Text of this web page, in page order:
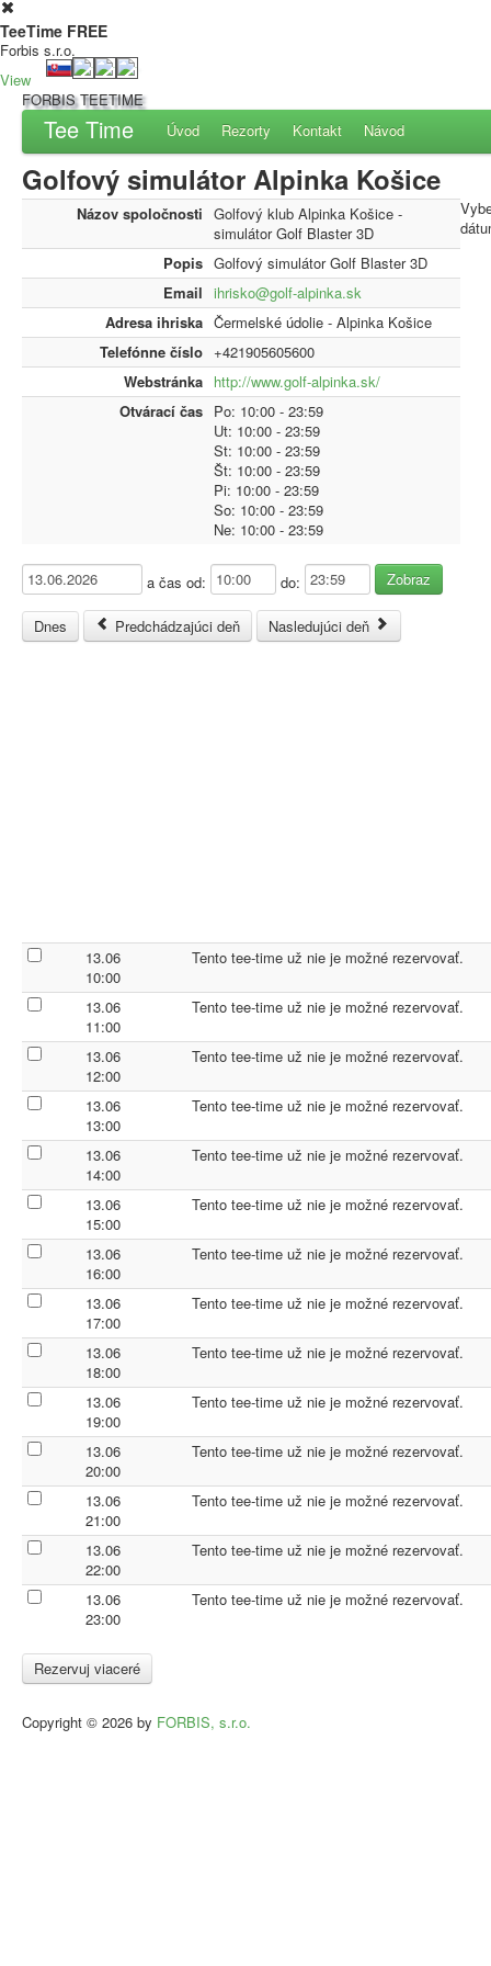
TeeTime FREE
Forbis s.r.o.
View
FORBIS TEETIME
Tee Time Úvod Rezorty Kontakt Návod
Golfový simulátor Alpinka Košice
Názov spoločnosti Golfový klub Alpinka Košice -
simulátor Golf Blaster 3D
Popis Golfový simulátor Golf Blaster 3D
Email ihrisko@golf-alpinka.sk
Adresa ihriska Čermelské údolie - Alpinka Košice
Telefónne číslo +421905605600
Webstránka http://www.golf-alpinka.sk/
Otvárací čas Po: 10:00 - 23:59
Ut: 10:00 - 23:59
St: 10:00 - 23:59
Št: 10:00 - 23:59
Pi: 10:00 - 23:59
So: 10:00 - 23:59
Ne: 10:00 - 23:59
a čas od: do:
Dnes Predchádzajúci deň Nasledujúci deň
13.06
10:00
Tento tee-time už nie je možné rezervovať.
13.06
11:00
Tento tee-time už nie je možné rezervovať.
13.06
12:00
Tento tee-time už nie je možné rezervovať.
13.06
13:00
Tento tee-time už nie je možné rezervovať.
13.06
14:00
Tento tee-time už nie je možné rezervovať.
13.06
15:00
Tento tee-time už nie je možné rezervovať.
13.06
16:00
Tento tee-time už nie je možné rezervovať.
13.06
17:00
Tento tee-time už nie je možné rezervovať.
13.06
18:00
Tento tee-time už nie je možné rezervovať.
13.06
19:00
Tento tee-time už nie je možné rezervovať.
13.06
20:00
Tento tee-time už nie je možné rezervovať.
13.06
21:00
Tento tee-time už nie je možné rezervovať.
13.06
22:00
Tento tee-time už nie je možné rezervovať.
13.06
23:00
Tento tee-time už nie je možné rezervovať.
Copyright © 2026 by FORBIS, s.r.o.